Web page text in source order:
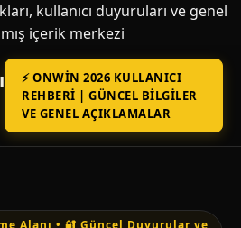
kullanıcı duyuruları ve genel
içerik merkezi
⚡ ONWIN 2026 KULLANICI
REHBERI | GÜNCEL BILGILER
VE GENEL AÇIKLAMALAR
Alanı • 🔐 Güncel Duyurular ve